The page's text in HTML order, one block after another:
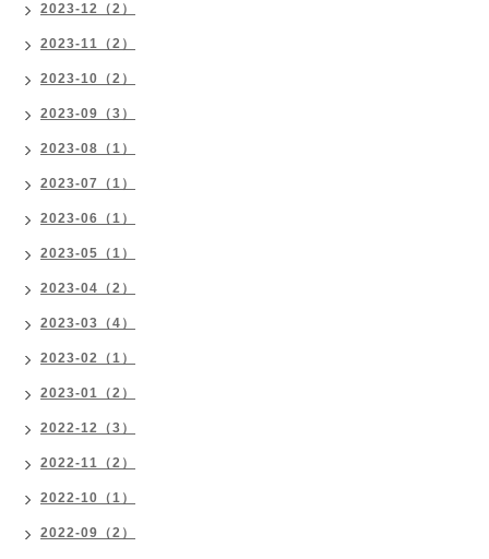
2023-12（2）
2023-11（2）
2023-10（2）
2023-09（3）
2023-08（1）
2023-07（1）
2023-06（1）
2023-05（1）
2023-04（2）
2023-03（4）
2023-02（1）
2023-01（2）
2022-12（3）
2022-11（2）
2022-10（1）
2022-09（2）